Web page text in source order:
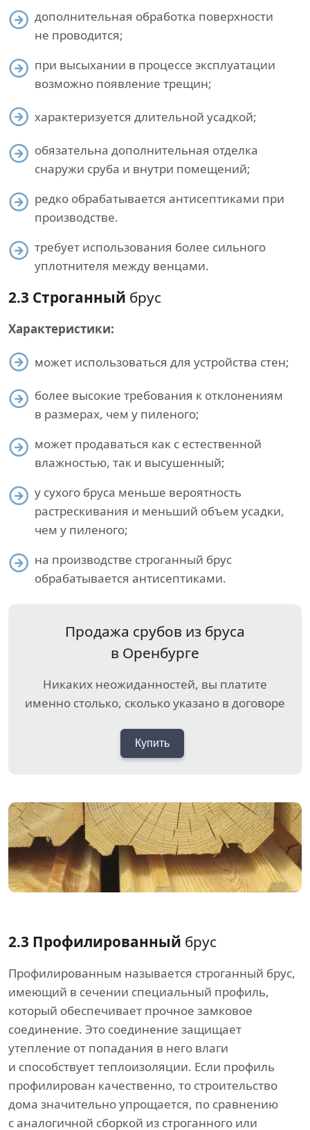
дополнительная обработка поверхности
не проводится;
при высыхании в процессе эксплуатации
возможно появление трещин;
характеризуется длительной усадкой;
обязательна дополнительная отделка
снаружи сруба и внутри помещений;
редко обрабатывается антисептиками при
производстве.
требует использования более сильного
уплотнителя между венцами.
2.3 Строганный брус
Характеристики:
может использоваться для устройства стен;
более высокие требования к отклонениям
в размерах, чем у пиленого;
может продаваться как с естественной
влажностью, так и высушенный;
у сухого бруса меньше вероятность
растрескивания и меньший объем усадки,
чем у пиленого;
на производстве строганный брус
обрабатывается антисептиками.
Продажа срубов из бруса
в Оренбурге
Никаких неожиданностей, вы платите
именно столько, сколько указано в договоре
Купить
2.3 Профилированный брус
Профилированным называется строганный брус,
имеющий в сечении специальный профиль,
который обеспечивает прочное замковое
соединение. Это соединение защищает
утепление от попадания в него влаги
и способствует теплоизоляции. Если профиль
профилирован качественно, то строительство
дома значительно упрощается, по сравнению
с аналогичной сборкой из строганного или